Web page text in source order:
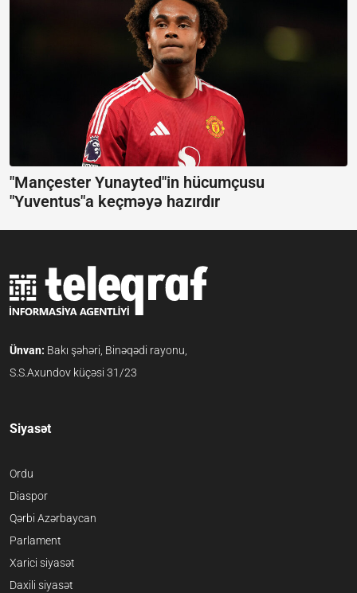
"Mançester Yunayted"in hücumçusu
"Yuventus"a keçməyə hazırdır
Ünvan: Bakı şəhəri, Binəqədi rayonu,
S.S.Axundov küçəsi 31/23
Siyasət
Ordu
Diaspor
Qərbi Azərbaycan
Parlament
Xarici siyasət
Daxili siyasət